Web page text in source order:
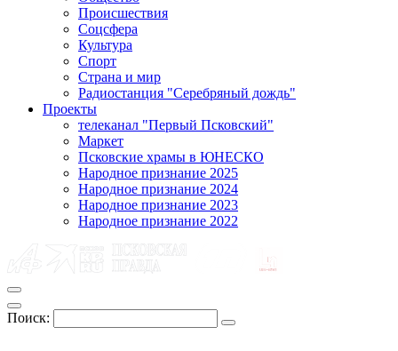
Происшествия
Соцсфера
Культура
Спорт
Страна и мир
Радиостанция "Серебряный дождь"
Проекты
телеканал "Первый Псковский"
Маркет
Псковские храмы в ЮНЕСКО
Народное признание 2025
Народное признание 2024
Народное признание 2023
Народное признание 2022
Поиск: